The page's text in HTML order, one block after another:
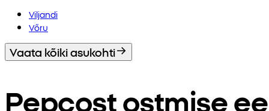
Viljandi
Vőru
Vaata kõiki asukohti
Pepcost ostmise